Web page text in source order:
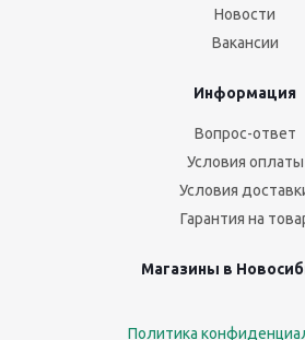
Новости
Вакансии
Информация
Вопрос-ответ
Условия оплаты
Условия
Гарантия на
Магазины в
Политика